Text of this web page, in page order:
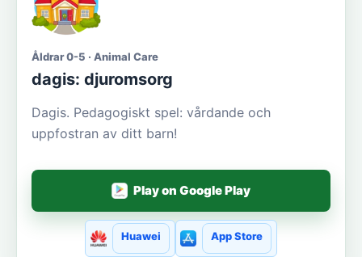
Åldrar 0-5 · Animal Care
dagis: djuromsorg
Dagis. Pedagogiskt spel: vårdande och
uppfostran av ditt barn!
Play on Google Play
Huawei App Store